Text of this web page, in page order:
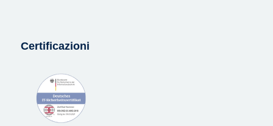
Certificazioni